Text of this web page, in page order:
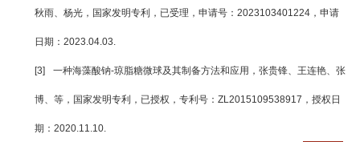
秋雨、杨光，国家发明专利，已受理，申请号：2023103401224，申请
日期：2023.04.03.
[3] 一种海藻酸钠-琼脂糖微球及其制备方法和应用，张贵锋、王连艳、张
博、等，国家发明专利，已授权，专利号：ZL2015109538917，授权日
期：2020.11.10.